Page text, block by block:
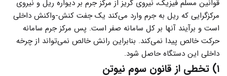
قوانین مسلم فیزیک، نیروی گریز از مرکز جرم بر دیواره ریل و نیروی
مرکزگرایی که ریل به جرم وارد می‌کند یک جفت کنش-واکنش داخلی
است و برآیند آنها بر کل سامانه صفر است. پس مرکز جرم سامانه
حرکت خالص پیدا نمی‌کند. بنابراین رانش خالص نمی‌تواند از چرخه
داخلی این دستگاه حاصل شود.
۱) تخطی از قانون سوم نیوتن